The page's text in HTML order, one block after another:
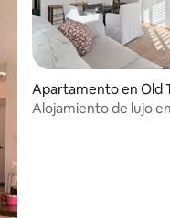
Apartamento en Old
Alojamiento de lujo